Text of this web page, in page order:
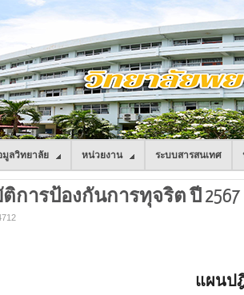
มูลวิทยาลัย หน่วยงาน ระบบสารสนเทศ
การป้องกันการทุจริต ปี 2567
แผนป